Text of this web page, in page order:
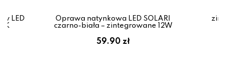
LED
Oprawa natynkowa LED SOLARI
czarno-biała – zintegrowane 12W
59.90 zł